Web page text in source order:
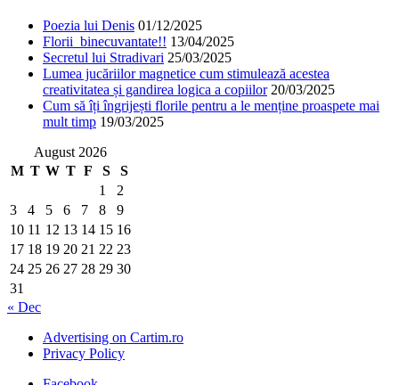
Poezia lui Denis 01/12/2025
Florii binecuvantate!! 13/04/2025
Secretul lui Stradivari 25/03/2025
Lumea jucăriilor magnetice cum stimulează acestea
creativitatea și gandirea logica a copiilor 20/03/2025
Cum să îți îngrijești florile pentru a le menține proaspete mai
mult timp 19/03/2025
August 2026
M T W T F S
S
1
2
3
4 5 6 7 8
9
10 11 12 13 14 15 16
17 18 19 20 21 22 23
24 25 26 27 28 29 30
31
« Dec
Advertising on Cartim.ro
Privacy Policy